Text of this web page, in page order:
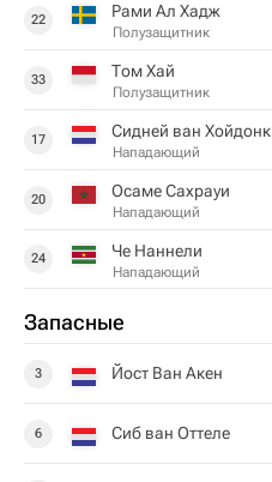
22 Рами Ал Хадж
Полузащитник
33 Том Хай
Полузащитник
17 Сидней ван Хойдонк
Нападающий
20 Осаме Сахрауи
Нападающий
24 Че Наннели
Нападающий
Запасные
3 Йост Ван Акен
6 Сиб ван Оттеле